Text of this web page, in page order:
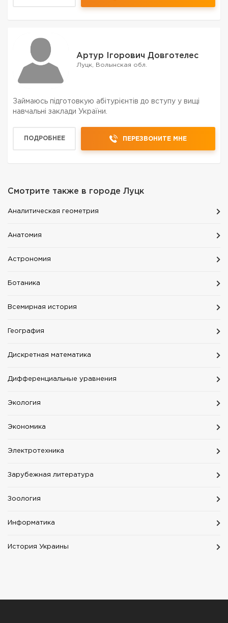
Артур Ігорович Довготелес
Луцк, Волынская обл.
Займаюсь підготовкую абітурієнтів до вступу у вищі
навчальні заклади України.
ПОДРОБНЕЕ ПЕРЕЗВОНИТЕ МНЕ
Смотрите также в городе Луцк
Aналитическая геометрия
Aнатомия
Астрономия
Ботаника
Всемирная история
География
Дискретная математика
Дифференциальные уравнения
Экология
Экономика
Электротехника
Зарубежная литература
Зоология
Информатика
История Украины